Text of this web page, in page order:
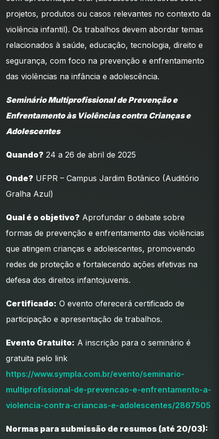
projetos, produtos ou casos relevantes no contexto da
violência infantil). Os trabalhos devem abordar temas
relacionados à saúde, educação, tecnologia, direito e
segurança, com foco na prevenção e enfrentamento
das violências na infância e adolescência.
Seminário Multiprofissional de Prevenção e
Enfrentamento às Violências contra Crianças e
Adolescentes
Quando? 24 a 26 de abril de 2025
Onde? UFPR – Campus Jardim Botânico (Auditório
Gralha Azul)
Qual é o objetivo? Aprofundar o debate sobre
formas de prevenção e enfrentamento das violências
que atingem crianças e adolescentes, promovendo
redes de proteção e fortalecendo ações efetivas na
defesa dos direitos infantojuvenis.
Certificado: O evento oferecerá certificado de
participação e apresentação de trabalhos.
Evento Gratuito: A inscrição para o seminário é
gratuita pelo link
https://www.sympla.com.br/evento/seminario-
multiprofissional-de-prevencao-e-enfrentamento-a-
violencia-contra-criancas-e-adolescentes/2867505
Normas para submissão de resumos (até 20/03):